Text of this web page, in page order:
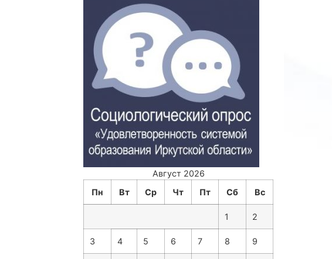
Август 2026
Пн
Вт Ср Чт Пт Сб Вс
1 2
3 4 5 6 7 8 9